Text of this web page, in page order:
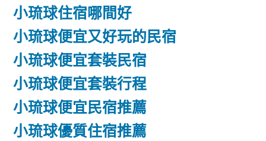
小琉球住宿哪間好
小琉球便宜又好玩的民宿
小琉球便宜套裝民宿
小琉球便宜套裝行程
小琉球便宜民宿推薦
小琉球優質住宿推薦